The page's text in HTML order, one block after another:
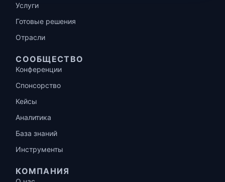
Услуги
Готовые решения
Отрасли
СООБЩЕСТВО
Конференции
Спонсорство
Кейсы
Аналитика
База знаний
Инструменты
КОМПАНИЯ